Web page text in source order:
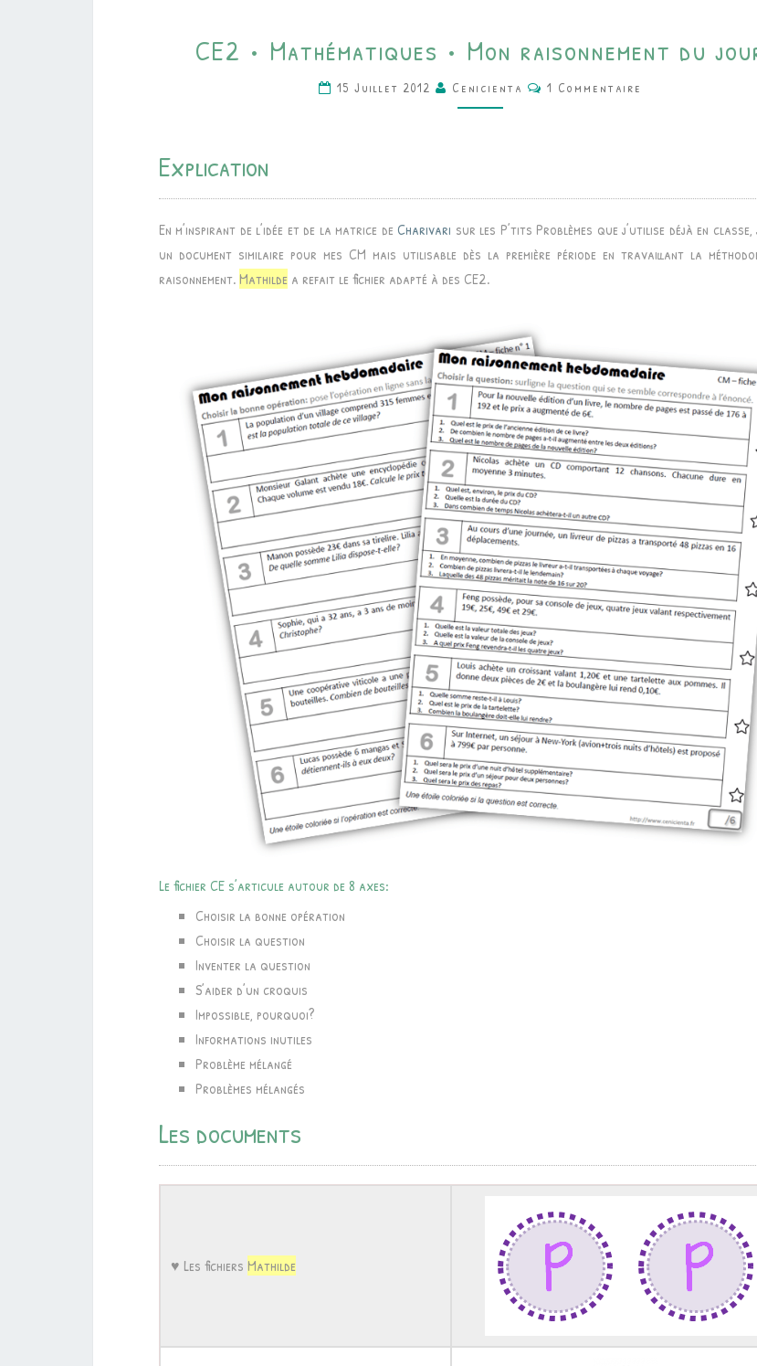
•
MATHÉMATIQUES
•
DU
JOUR
CE2 • Mathématiques • Mon raisonnement du
15 Juillet 2012 Cenicienta Commentaires
1 Commentaire
Explication
En m’inspirant de l’idée et de la matrice de Charivari sur les P’tits Problèmes que j’utilise déjà en classe,
un document similaire pour mes CM mais utilisable dès la première période en travaillant la
raisonnement. Mathilde a refait le fichier adapté à des CE2.
Le fichier CE s’articule autour de 8 axes:
Choisir la bonne opération
Choisir la question
Inventer la question
S’aider d’un croquis
Impossible, pourquoi?
Informations inutiles
Problème mélangé
Problèmes mélangés
Les documents
♥ Les fichiers Mathilde